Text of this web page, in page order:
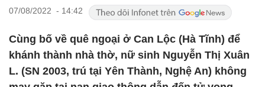
07/08/2022 - 14:42
Cùng bố về quê ngoại ở Can Lộc (Hà Tĩnh) để
khánh thành nhà thờ, nữ sinh Nguyễn Thị Xuân
L. (SN 2003, trú tại Yên Thành, Nghệ An) không